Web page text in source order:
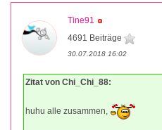
Tine91
4691 Beiträge
30.07.2018 16:02
Zitat von Chi_Chi_88:
huhu alle zusammen,